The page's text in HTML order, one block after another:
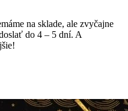
na sklade, ale zvyčajne
do 4 – 5 dní. A